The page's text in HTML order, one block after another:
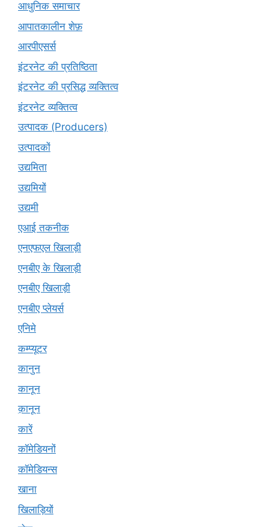
आधुनिक समाचार
आपातकालीन शेफ़
आरपीएसर्स
इंटरनेट की प्रतिष्ठिता
इंटरनेट की प्रसिद्ध व्यक्तित्व
इंटरनेट व्यक्तित्व
उत्पादक (Producers)
उत्पादकों
उद्यमिता
उद्यमियों
उद्यमी
एआई तकनीक
एनएफएल खिलाड़ी
एनबीए के खिलाड़ी
एनबीए खिलाड़ी
एनबीए प्लेयर्स
एनिमे
कम्प्यूटर
कानुन
कानून
क़ानून
कारें
कॉमेडियनों
कॉमेडियन्स
खाना
खिलाड़ियों